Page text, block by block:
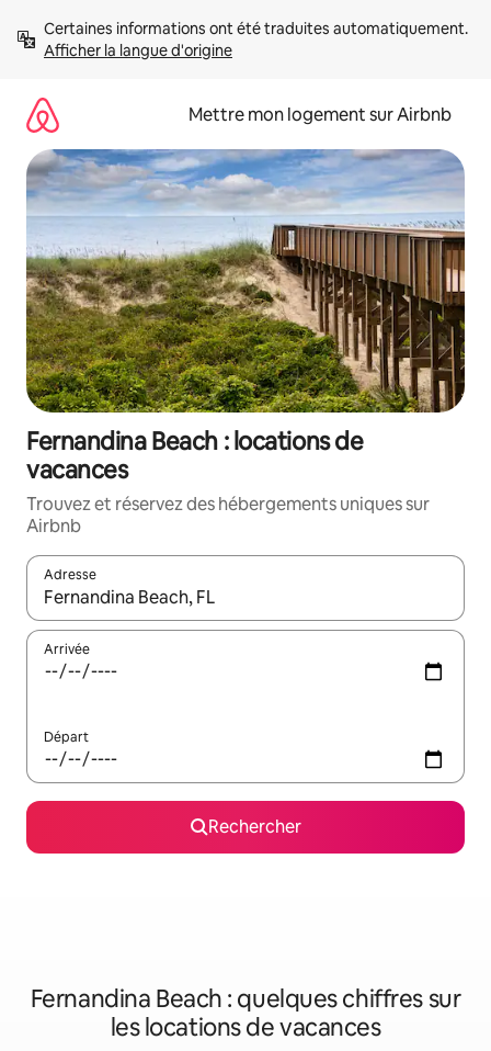
directement
Afficher la langue d'origine
Mettre mon logement sur Airbnb
Fernandina Beach : locations de
vacances
Trouvez et réservez des hébergements uniques sur
Airbnb
Adresse
Lorsque les résultats s'affichent, utilisez les flèches vers le
Arrivée
Départ
Rechercher
Fernandina Beach : quelques chiffres sur
les locations de vacances